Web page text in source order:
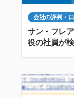
会社の評判・
サン・フレ
役の社員が